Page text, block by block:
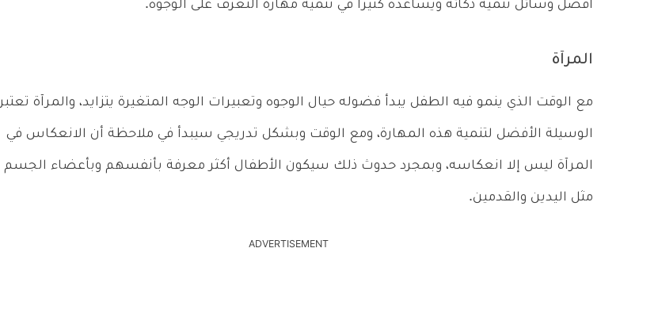
أفضل وسائل تنمية ذكائه ويساعده كثيراً في تنمية مهارة التعرف على الوجوه.
المرآة
مع الوقت الذي ينمو فيه الطفل يبدأ فضوله حيال الوجوه وتعبيرات الوجه المتغيرة يتزايد، والمرآة تعتبر
الوسيلة الأفضل لتنمية هذه المهارة، ومع الوقت وبشكل تدريجي سيبدأ في ملاحظة أن الانعكاس في
المرآة ليس إلا انعكاسه، وبمجرد حدوث ذلك سيكون الأطفال أكثر معرفة بأنفسهم وبأعضاء الجسم
مثل اليدين والقدمين.
ADVERTISEMENT